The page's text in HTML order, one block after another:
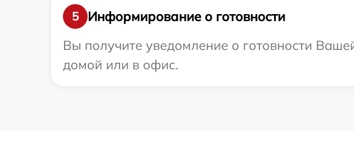
5
Информирование о готовности
Вы получите уведомление о готовности
домой или в офис.